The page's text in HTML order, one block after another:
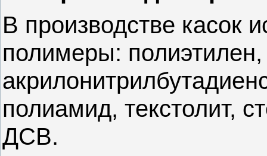
В производстве касок
полимеры: полиэтилен,
полиамид, текстолит,
ДСВ.